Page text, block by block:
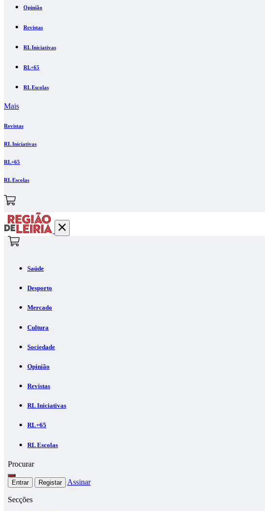
Opinião
Revistas
RL Iniciativas
RL+65
RL Escolas
Mais
Revistas
RL Iniciativas
RL+65
RL Escolas
Saúde
Desporto
Mercado
Cultura
Sociedade
Opinião
Revistas
RL Iniciativas
RL+65
RL Escolas
Procurar
Entrar Registar Assinar
Secções